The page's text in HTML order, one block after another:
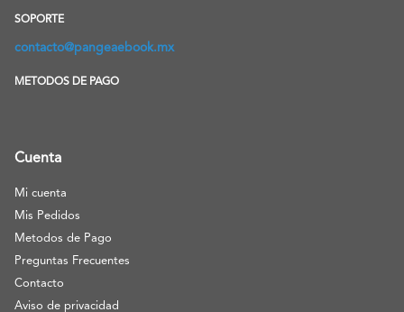
SOPORTE
contacto@pangeaebook.mx
METODOS DE PAGO
Cuenta
Mi cuenta
Mis Pedidos
Metodos de Pago
Preguntas Frecuentes
Contacto
Aviso de privacidad